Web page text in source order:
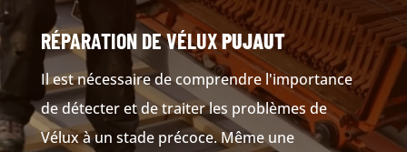
RÉPARATION DE VÉLUXPUJAUT
Il est nécessaire de comprendre l'importance
de détecter et de traiter les problèmes de
Vélux à un stade précoce. Même une